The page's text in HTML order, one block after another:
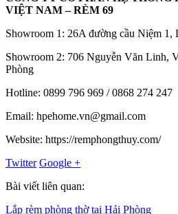
VIỆT NAM – RÈM 69
Showroom 1: 26A đường cầu Niệm 1,
Showroom 2: 706 Nguyễn Văn Linh,
Phòng
Hotline: 0899 796 969 / 0868 274 247
Email: hpehome.vn@gmail.com
Website: https://remphongthuy.com/
Twitter Google +
Bài viết liên quan:
Lắp rèm phòng thờ tại Hải Phòng